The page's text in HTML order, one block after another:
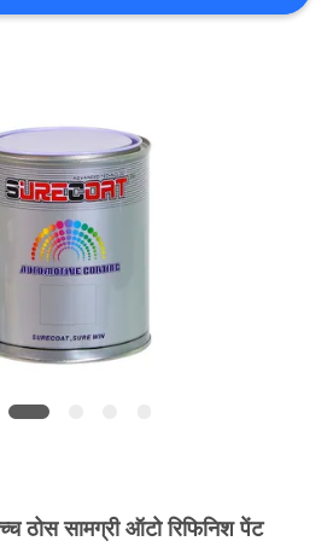
ठोस सामग्री ऑटो रिफिनिश पेंट